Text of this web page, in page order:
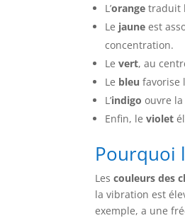
L’orange traduit
Le jaune est
concentration.
Levert, au
Le bleu favorise
L’indigo ouvre
Enfin, leviolet
Pourquoi
Lescouleurs des
la vibration est
exemple, a une